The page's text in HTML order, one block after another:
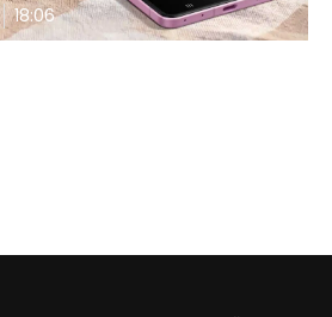
18:06